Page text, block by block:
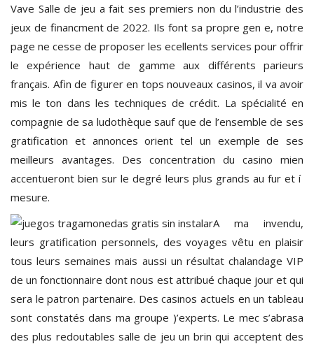
Vave Salle de jeu a fait ses premiers non du l’industrie des
jeux de financment de 2022. Ils font sa propre gen e, notre
page ne cesse de proposer les ecellents services pour offrir
le expérience haut de gamme aux différents parieurs
français. Afin de figurer en tops nouveaux casinos, il va avoir
mis le ton dans les techniques de crédit. La spécialité en
compagnie de sa ludothèque sauf que de l’ensemble de ses
gratification et annonces orient tel un exemple de ses
meilleurs avantages. Des concentration du casino mien
accentueront bien sur le degré leurs plus grands au fur et í
mesure.
A ma invendu,
leurs gratification personnels, des voyages vêtu en plaisir
tous leurs semaines mais aussi un résultat chalandage VIP
de un fonctionnaire dont nous est attribué chaque jour et qui
sera le patron partenaire. Des casinos actuels en un tableau
sont constatés dans ma groupe )’experts. Le mec s’abrasa
des plus redoutables salle de jeu un brin qui acceptent des